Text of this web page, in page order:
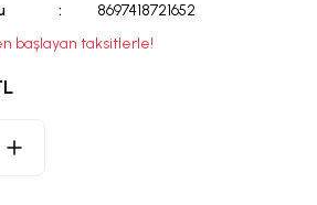
8697418721652
başlayan taksitlerle!